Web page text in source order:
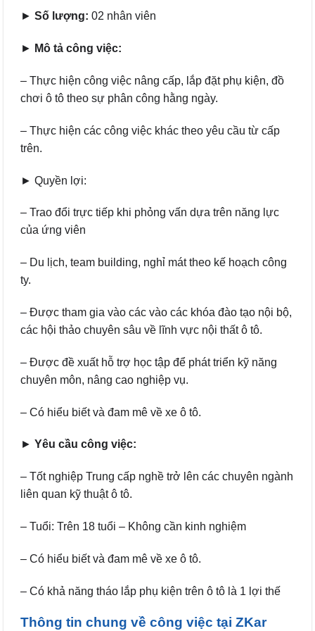
► Số lượng: 02 nhân viên
► Mô tả công việc:
– Thực hiện công việc nâng cấp, lắp đặt phụ kiện, đồ
chơi ô tô theo sự phân công hằng ngày.
– Thực hiện các công việc khác theo yêu cầu từ cấp
trên.
► Quyền lợi:
– Trao đổi trực tiếp khi phỏng vấn dựa trên năng lực
của ứng viên
– Du lịch, team building, nghỉ mát theo kế hoạch công
ty.
– Được tham gia vào các vào các khóa đào tạo nội bộ,
các hội thảo chuyên sâu về lĩnh vực nội thất ô tô.
– Được đề xuất hỗ trợ học tập để phát triển kỹ năng
chuyên môn, nâng cao nghiệp vụ.
– Có hiểu biết và đam mê về xe ô tô.
► Yêu cầu công việc:
– Tốt nghiệp Trung cấp nghề trở lên các chuyên ngành
liên quan kỹ thuật ô tô.
– Tuổi: Trên 18 tuổi – Không cần kinh nghiệm
– Có hiểu biết và đam mê về xe ô tô.
– Có khả năng tháo lắp phụ kiện trên ô tô là 1 lợi thế
Thông tin chung về công việc tại ZKar